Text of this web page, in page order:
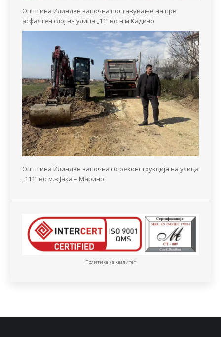
Општина Илинден започна поставување на прв
асфалтен слој на улица „11“ во н.м Кадино
Општина Илинден започна со реконструкција на улица
„111“ во м.в Јака – Марино
Политика на квалитет